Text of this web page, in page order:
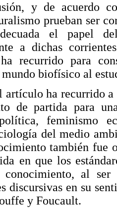
y de acuerdo
prueban ser
el papel
a dichas
recurrido para
biofísico al
artículo ha recurrido
de partida para
feminismo
del medio
también fue
en que los
al ser
discursivas en su
y Foucault.